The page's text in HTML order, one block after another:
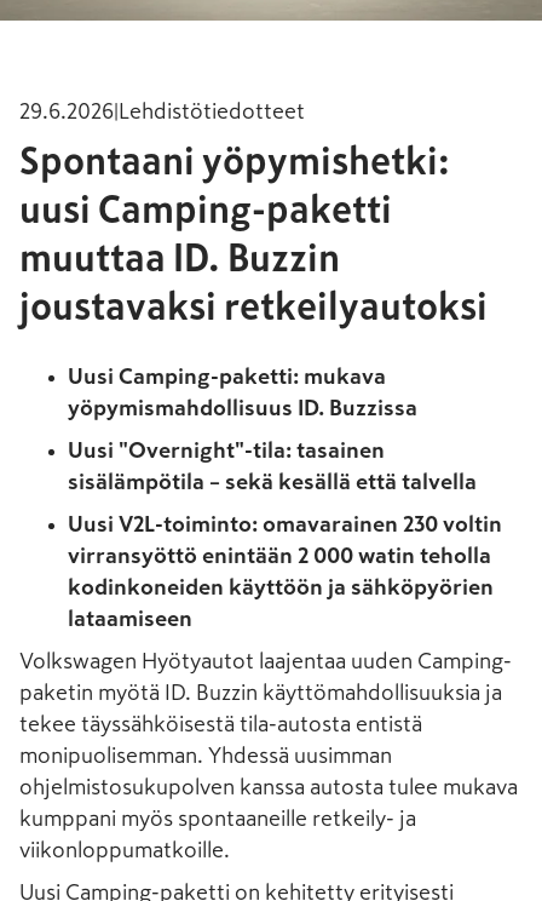
29.6.2026 Lehdistötiedotteet
Spontaani yöpymishetki:
uusi Camping-paketti
muuttaa ID. Buzzin
joustavaksi retkeilyautoksi
Uusi Camping-paketti: mukava
yöpymismahdollisuus ID. Buzzissa
Uusi "Overnight"-tila: tasainen
sisälämpötila – sekä kesällä että talvella
Uusi V2L-toiminto: omavarainen 230 voltin
virransyöttö enintään 2 000 watin teholla
kodinkoneiden käyttöön ja sähköpyörien
lataamiseen
Volkswagen Hyötyautot laajentaa uuden Camping-
paketin myötä ID. Buzzin käyttömahdollisuuksia ja
tekee täyssähköisestä tila-autosta entistä
monipuolisemman. Yhdessä uusimman
ohjelmistosukupolven kanssa autosta tulee mukava
kumppani myös spontaaneille retkeily- ja
viikonloppumatkoille.
Uusi Camping-paketti on kehitetty erityisesti